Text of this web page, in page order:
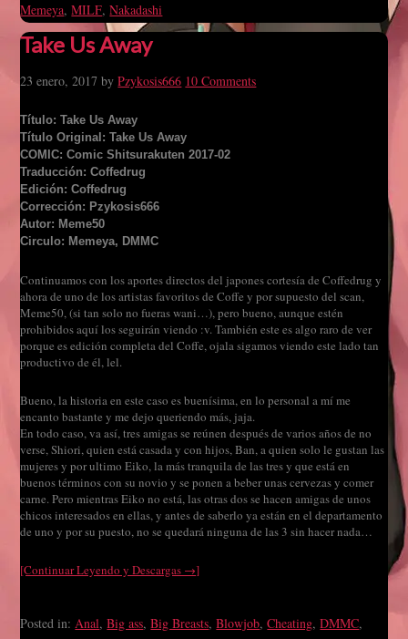
Memeya,MILF,Nakadashi
Take Us Away
23 enero, 2017 byPzykosis666 10 Comments
Título: Take Us Away
Título Original: Take Us Away
COMIC: Comic Shitsurakuten 2017-02
Traducción: Coffedrug
Edición: Coffedrug
Corrección: Pzykosis666
Autor: Meme50
Circulo: Memeya, DMMC
Continuamos con los aportes directos del japones cortesía de Coffedrug y
ahora de uno de los artistas favoritos de Coffe y por supuesto del scan,
Meme50, (si tan solo no fueras wani…), pero bueno, aunque estén
prohibidos aquí los seguirán viendo :v. También este es algo raro de ver
porque es edición completa del Coffe, ojala sigamos viendo este lado tan
productivo de él, lel.
Bueno, la historia en este caso es buenísima, en lo personal a mí me
encanto bastante y me dejo queriendo más, jaja.
En todo caso, va así, tres amigas se reúnen después de varios años de no
verse, Shiori, quien está casada y con hijos, Ban, a quien solo le gustan las
mujeres y por ultimo Eiko, la más tranquila de las tres y que está en
buenos términos con su novio y se ponen a beber unas cervezas y comer
carne. Pero mientras Eiko no está, las otras dos se hacen amigas de unos
chicos interesados en ellas, y antes de saberlo ya están en el departamento
de uno y por su puesto, no se quedará ninguna de las 3 sin hacer nada…
[Continuar Leyendo y Descargas →]
Posted in:Anal,Big ass,Big Breasts,Blowjob,Cheating,DMMC,